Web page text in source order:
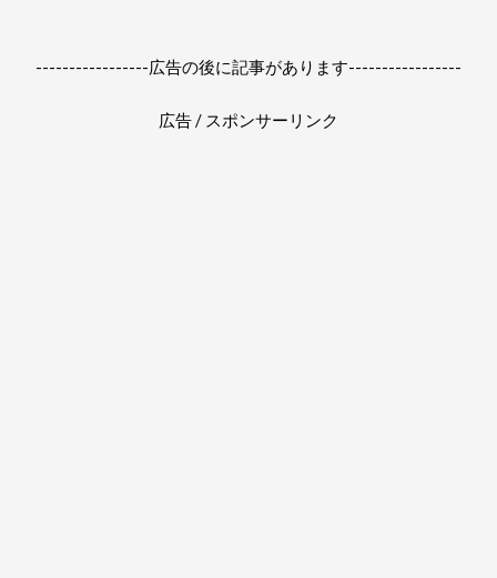
-----------------広告の後に記事があります-----------------
広告 / スポンサーリンク